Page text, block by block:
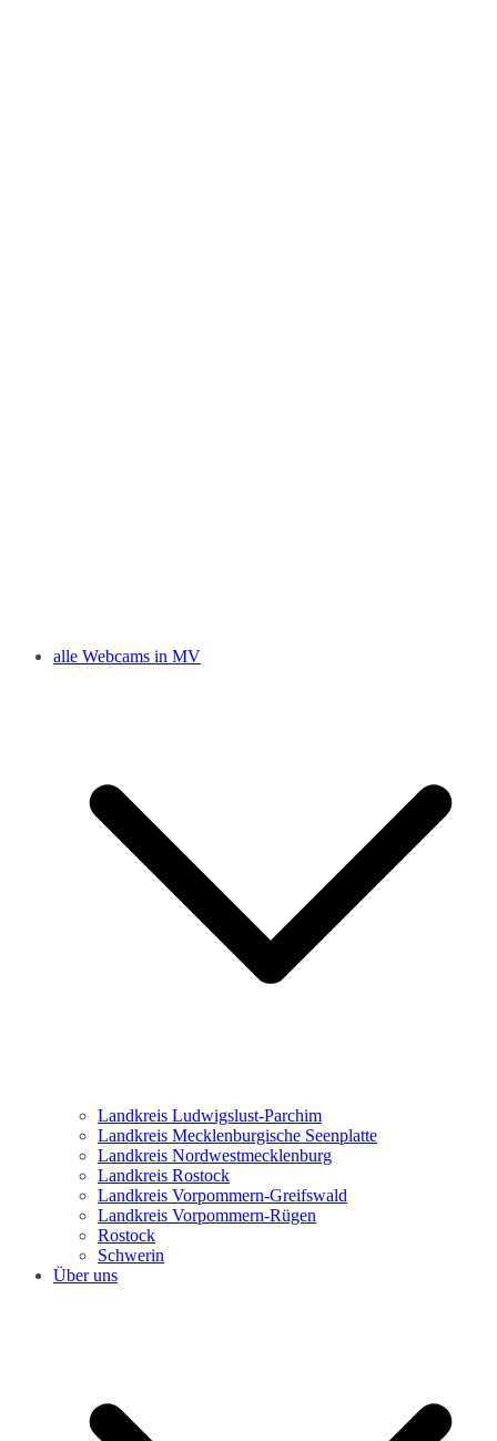
alle Webcams in MV
Landkreis Ludwigslust-Parchim
Landkreis Mecklenburgische Seenplatte
Landkreis Nordwestmecklenburg
Landkreis Rostock
Landkreis Vorpommern-Greifswald
Landkreis Vorpommern-Rügen
Rostock
Schwerin
Über uns